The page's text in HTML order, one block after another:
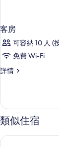
客房
可容納 10 人 (
免費 Wi-Fi
詳情
客
類似住宿
法雷西亞波爾圖